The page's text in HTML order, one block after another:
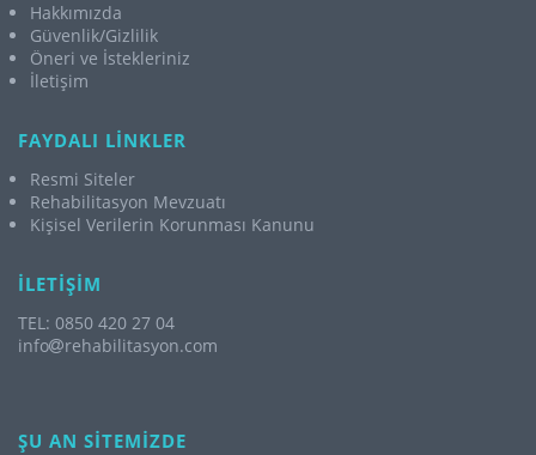
Hakkımızda
Güvenlik/Gizlilik
Öneri ve İstekleriniz
İletişim
FAYDALI LİNKLER
Resmi Siteler
Rehabilitasyon Mevzuatı
Kişisel Verilerin Korunması Kanunu
İLETİŞİM
TEL: 0850 420 27 04
info
rehabilitasyon.com
ŞU AN SİTEMİZDE